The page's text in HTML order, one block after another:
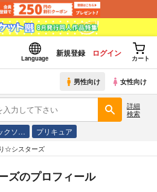
Language
新規登録 ログイン
カート
男性向け 女性向け
詳細
検索
クソ… プリキュア
☆シスターズ
ズのプロフィール